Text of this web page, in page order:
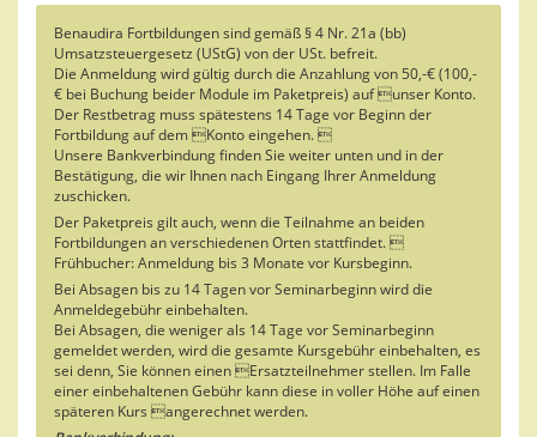
Benaudira Fortbildungen sind gemäß § 4 Nr. 21a (bb)
Umsatzsteuergesetz (UStG) von der USt. befreit.
Die Anmeldung wird gültig durch die Anzahlung von 50,-€ (100,-
€ bei Buchung beider Module im Paketpreis) auf unser Konto.
Der Restbetrag muss spätestens 14 Tage vor Beginn der
Fortbildung auf dem Konto eingehen. 
Unsere Bankverbindung finden Sie weiter unten und in der
Bestätigung, die wir Ihnen nach Eingang Ihrer Anmeldung
zuschicken.
Der Paketpreis gilt auch, wenn die Teilnahme an beiden
Fortbildungen an verschiedenen Orten stattfindet. 
Frühbucher: Anmeldung bis 3 Monate vor Kursbeginn.
Bei Absagen bis zu 14 Tagen vor Seminarbeginn wird die
Anmeldegebühr einbehalten.
Bei Absagen, die weniger als 14 Tage vor Seminarbeginn
gemeldet werden, wird die gesamte Kursgebühr einbehalten, es
sei denn, Sie können einen Ersatzteilnehmer stellen. Im Falle
einer einbehaltenen Gebühr kann diese in voller Höhe auf einen
späteren Kurs angerechnet werden.